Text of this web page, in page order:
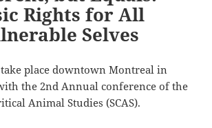
Rights for All
Selves
place downtown Montreal in
the 2nd Annual conference of the
Animal Studies (SCAS).